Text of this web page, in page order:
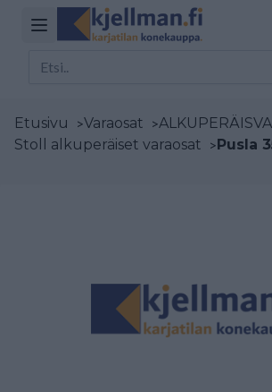
Etusivu >Varaosat >
Stoll alkuperäiset varaosat >Pusla